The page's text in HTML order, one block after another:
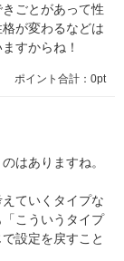
ごとがあって性
が変わるなどは
すからね！
ポイント合計： 0pt
はありますね。
ていくタイプな
こういうタイプ
設定を戻すこと